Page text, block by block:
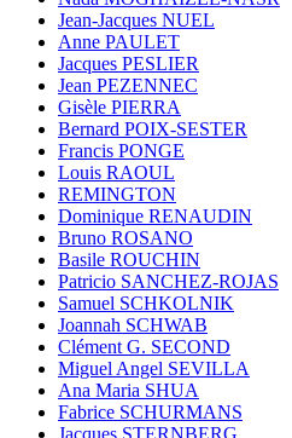
Jean-Jacques NUEL
Anne PAULET
Jacques PESLIER
Jean PEZENNEC
Gisèle PIERRA
Bernard POIX-SESTER
Francis PONGE
Louis RAOUL
REMINGTON
Dominique RENAUDIN
Bruno ROSANO
Basile ROUCHIN
Patricio SANCHEZ-ROJAS
Samuel SCHKOLNIK
Joannah SCHWAB
Clément G. SECOND
Miguel Angel SEVILLA
Ana Maria SHUA
Fabrice SCHURMANS
Jacques STERNBERG